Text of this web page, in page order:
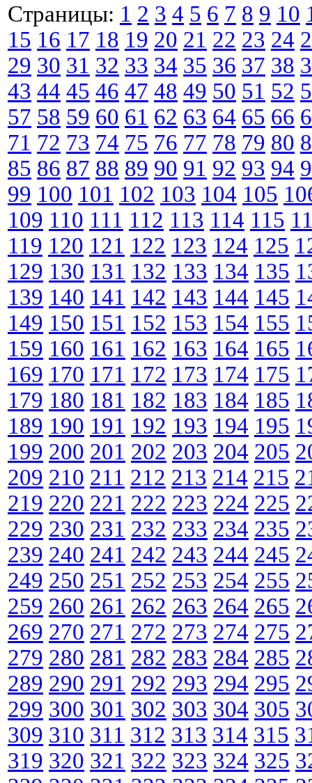
Страницы: 1 2 3 4 5 6 7 8 9 10
15 16 17 18 19 20 21 22 23 24
29 30 31 32 33 34 35 36 37 38
43 44 45 46 47 48 49 50 51 52
57 58 59 60 61 62 63 64 65 66
71 72 73 74 75 76 77 78 79 80
85 86 87 88 89 90 91 92 93 94
99 100 101 102 103 104 105
109 110 111 112 113 114 115
119 120 121 122 123 124 125
129 130 131 132 133 134 135
139 140 141 142 143 144 145
149 150 151 152 153 154 155
159 160 161 162 163 164 165
169 170 171 172 173 174 175
179 180 181 182 183 184 185
189 190 191 192 193 194 195
199 200 201 202 203 204 205
209 210 211 212 213 214 215
219 220 221 222 223 224 225
229 230 231 232 233 234 235
239 240 241 242 243 244 245
249 250 251 252 253 254 255
259 260 261 262 263 264 265
269 270 271 272 273 274 275
279 280 281 282 283 284 285
289 290 291 292 293 294 295
299 300 301 302 303 304 305
309 310 311 312 313 314 315
319 320 321 322 323 324 325